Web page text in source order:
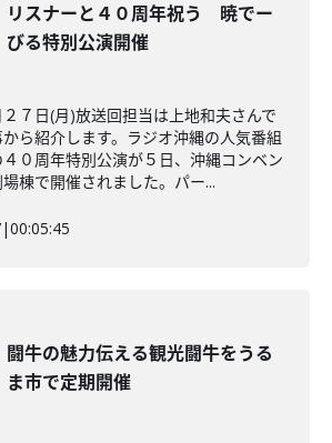
リスナーと４０周年祝う 暁でー
びる特別公演開催
７日(月)放送回担当は上地和夫さんで
ら紹介します。ラジオ沖縄の人気番組
４０周年特別公演が５日、沖縄コンベン
棟で開催されました。パー...
|00:05:45
闘牛の魅力伝える観光闘牛をうる
ま市で定期開催